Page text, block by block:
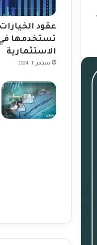
عقود
تستخدمها
الاستثمارية
سبتمبر 1, 2024